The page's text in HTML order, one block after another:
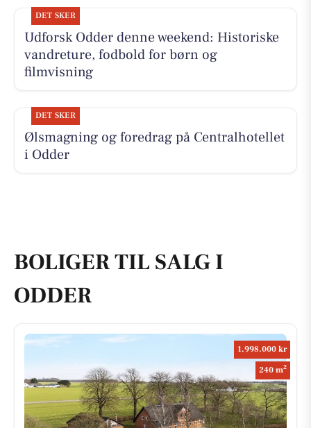
DET SKER
Udforsk Odder denne weekend: Historiske
vandreture, fodbold for børn og
filmvisning
DET SKER
Ølsmagning og foredrag på Centralhotellet
i Odder
BOLIGER TIL SALG I
ODDER
1.998.000 kr
240 m2